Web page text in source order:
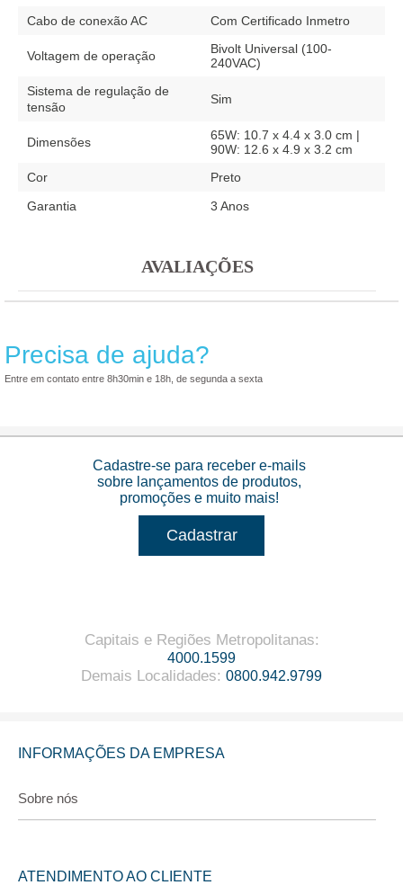
Cabo de conexão AC
Com Certificado Inmetro
Voltagem de operação
Bivolt Universal (100-
240VAC)
Sistema de regulação de
tensão
Sim
Dimensões
65W: 10.7 x 4.4 x 3.0 cm |
90W: 12.6 x 4.9 x 3.2 cm
Cor
Preto
Garantia
3 Anos
AVALIAÇÕES
Precisa de ajuda?
Entre em contato entre 8h30min e 18h, de segunda a sexta
Cadastre-se para receber e-mails
sobre lançamentos de produtos,
promoções e muito mais!
Cadastrar
Capitais e Regiões Metropolitanas:
4000.1599
Demais Localidades: 0800.942.9799
INFORMAÇÕES DA EMPRESA
Sobre nós
ATENDIMENTO AO CLIENTE